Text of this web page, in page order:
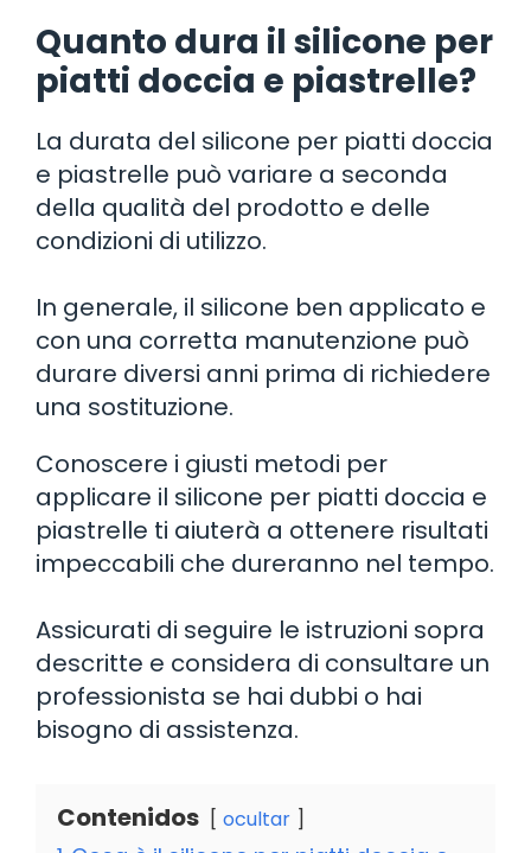
Quanto dura il silicone per
piatti doccia e piastrelle?
La durata del silicone per piatti doccia
e piastrelle può variare a seconda
della qualità del prodotto e delle
condizioni di utilizzo.
In generale, il silicone ben applicato e
con una corretta manutenzione può
durare diversi anni prima di richiedere
una sostituzione.
Conoscere i giusti metodi per
applicare il silicone per piatti doccia e
piastrelle ti aiuterà a ottenere risultati
impeccabili che dureranno nel tempo.
Assicurati di seguire le istruzioni sopra
descritte e considera di consultare un
professionista se hai dubbi o hai
bisogno di assistenza.
Contenidos ocultar